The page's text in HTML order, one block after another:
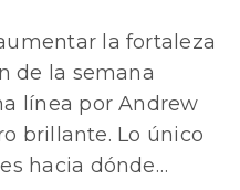
la fortaleza
de la semana
línea por Andrew
brillante. Lo único
hacia dónde…